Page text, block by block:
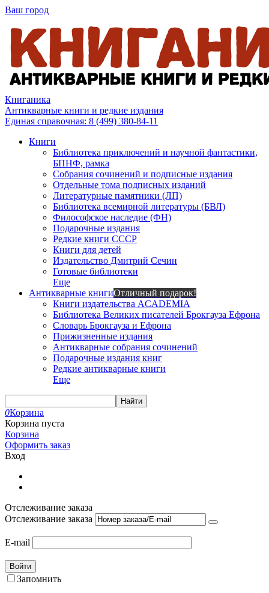
Ваш город
Книганика
Антикварные книги и редкие издания
Единая справочная: 8 (499) 380-84-11
Книги
Библиотека приключений и научной фантастики,
БПНФ, рамка
Собрания сочинений и подписные издания
Отдельные тома подписных изданий
Литературные памятники (ЛП)
Библиотека всемирной литературы (БВЛ)
Философское наследие (ФН)
Подарочные издания
Редкие книги СССР
Книги для детей
Издательство Дмитрий Сечин
Готовые библиотеки
Еще
Антикварные книгиОтличный подарок!
Книги издательства ACADEMIA
Библиотека Великих писателей Брокгауза Ефрона
Словарь Брокгауза и Ефрона
Прижизненные издания
Антикварные собрания сочинений
Подарочные издания книг
Редкие антикварные книги
Еще
Найти
0Корзина
Корзина пуста
Корзина
Оформить заказ
Вход
Отслеживание заказа
Отслеживание заказа
E-mail
Войти
Запомнить